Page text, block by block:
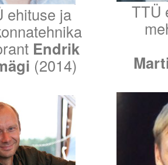
ehituse ja
Endrik
(2014)
TTÜ